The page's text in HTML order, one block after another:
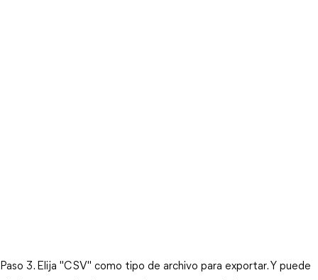
Paso 3. Elija "CSV" como tipo de archivo para exportar. Y puede